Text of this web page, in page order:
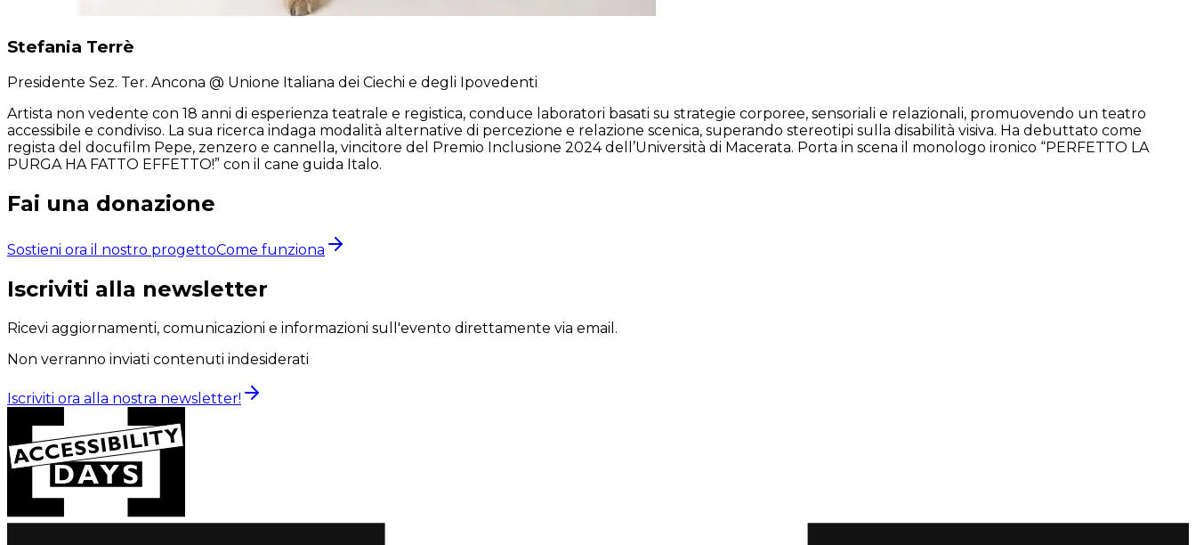
Stefania Terrè
Presidente Sez. Ter. Ancona @ Unione Italiana dei Ciechi e degli Ipovedenti
Artista non vedente con 18 anni di esperienza teatrale e registica, conduce laboratori basati su strategie corporee, sensoriali e relazionali, promuovendo un teatro
accessibile e condiviso. La sua ricerca indaga modalità alternative di percezione e relazione scenica, superando stereotipi sulla disabilità visiva. Ha debuttato come
regista del docufilm Pepe, zenzero e cannella, vincitore del Premio Inclusione 2024 dell’Università di Macerata. Porta in scena il monologo ironico “PERFETTO LA
PURGA HA FATTO EFFETTO!” con il cane guida Italo.
Fai una donazione
Sostieni ora il nostro progettoCome funziona
Iscriviti alla newsletter
Ricevi aggiornamenti, comunicazioni e informazioni sull'evento direttamente via email.
Non verranno inviati contenuti indesiderati
Iscriviti ora alla nostra newsletter!